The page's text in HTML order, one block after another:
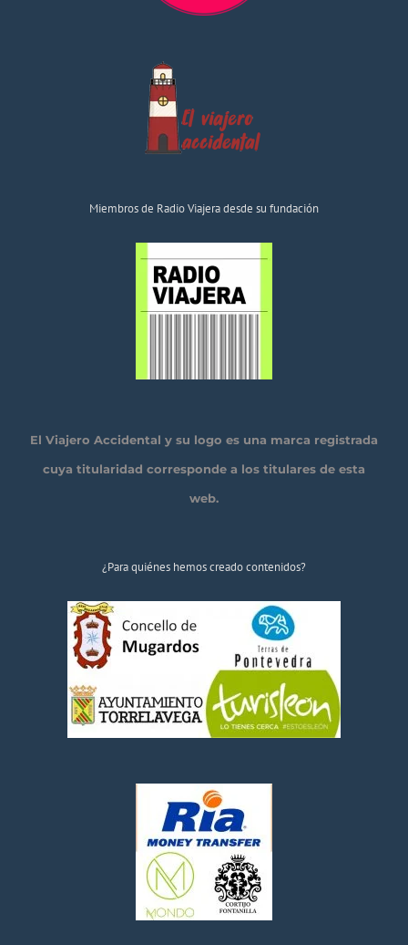
Miembros de Radio Viajera desde su fundación
El Viajero Accidental y su logo es una marca registrada
cuya titularidad corresponde a los titulares de esta
web.
¿Para quiénes hemos creado contenidos?